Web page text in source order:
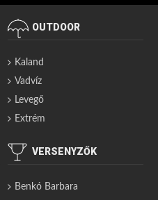
OUTDOOR
Kaland
Vadvíz
Levegő
Extrém
VERSENYZŐK
Benkó Barbara